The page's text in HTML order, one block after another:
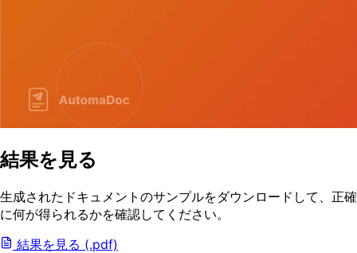
結果を見る
生成されたドキュメントのサンプルをダウンロードして、正確
に何が得られるかを確認してください。
結果を見る (.pdf)